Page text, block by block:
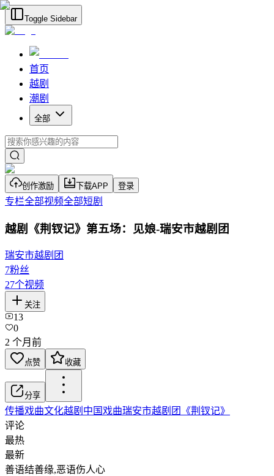
Toggle Sidebar
首页
越剧
潮剧
全部
创作激励 下载APP 登录
专栏全部视频全部短剧
越剧《荆钗记》第五场：见娘-瑞安市越剧团
瑞安市越剧团
7粉丝
27个视频
关注
13
0
2 个月前
点赞 收藏
分享
传播戏曲文化越剧 中国戏曲瑞安市越剧团
《荆钗记》
评论
最热
最新
善语结善缘,恶语伤人心